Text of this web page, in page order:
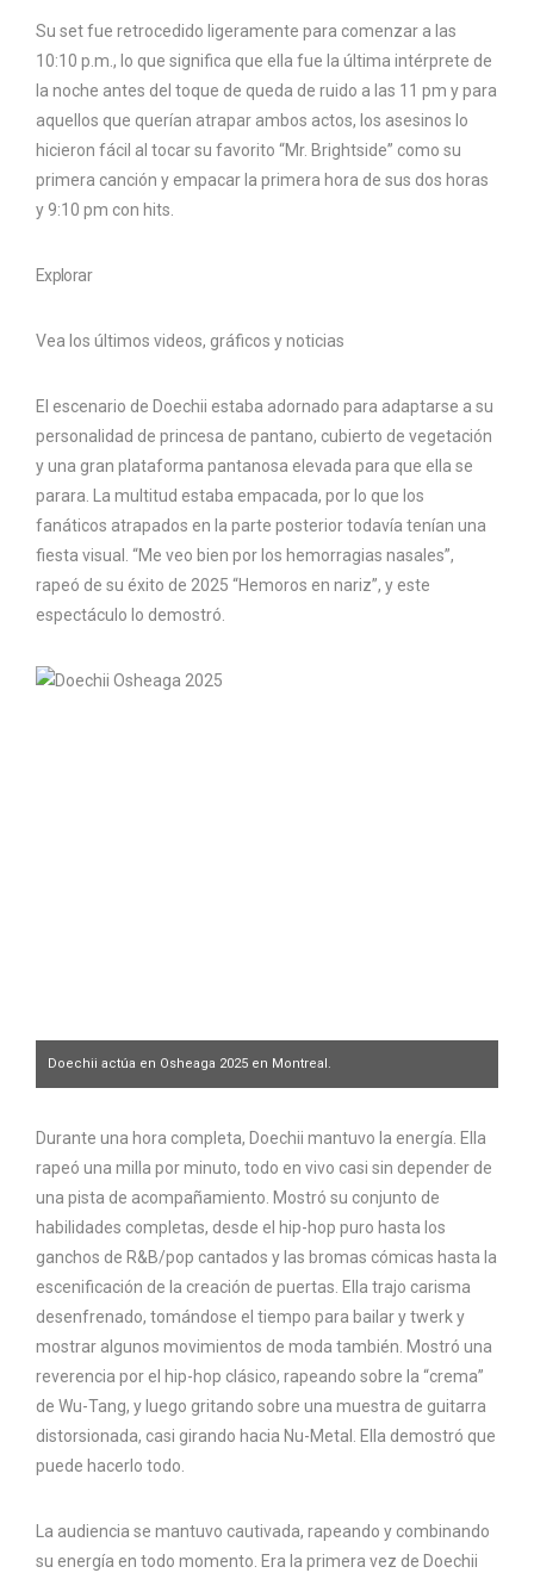
Su set fue retrocedido ligeramente para comenzar a las
10:10 p.m., lo que significa que ella fue la última intérprete de
la noche antes del toque de queda de ruido a las 11 pm y para
aquellos que querían atrapar ambos actos, los asesinos lo
hicieron fácil al tocar su favorito “Mr. Brightside” como su
primera canción y empacar la primera hora de sus dos horas
y 9:10 pm con hits.
Explorar
Vea los últimos videos, gráficos y noticias
El escenario de Doechii estaba adornado para adaptarse a su
personalidad de princesa de pantano, cubierto de vegetación
y una gran plataforma pantanosa elevada para que ella se
parara. La multitud estaba empacada, por lo que los
fanáticos atrapados en la parte posterior todavía tenían una
fiesta visual. “Me veo bien por los hemorragias nasales”,
rapeó de su éxito de 2025 “Hemoros en nariz”, y este
espectáculo lo demostró.
Doechii actúa en Osheaga 2025 en Montreal.
Charlotte Rainville @jailli
Durante una hora completa, Doechii mantuvo la energía. Ella
rapeó una milla por minuto, todo en vivo casi sin depender de
una pista de acompañamiento. Mostró su conjunto de
habilidades completas, desde el hip-hop puro hasta los
ganchos de R&B/pop cantados y las bromas cómicas hasta la
escenificación de la creación de puertas. Ella trajo carisma
desenfrenado, tomándose el tiempo para bailar y twerk y
mostrar algunos movimientos de moda también. Mostró una
reverencia por el hip-hop clásico, rapeando sobre la “crema”
de Wu-Tang, y luego gritando sobre una muestra de guitarra
distorsionada, casi girando hacia Nu-Metal. Ella demostró que
puede hacerlo todo.
La audiencia se mantuvo cautivada, rapeando y combinando
su energía en todo momento. Era la primera vez de Doechii